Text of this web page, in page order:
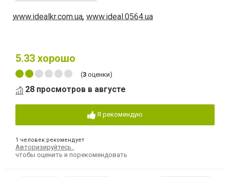
www.idealkr.com.ua, www.ideal.0564.ua
5.33 хорошо
(3 оценки)
28 просмотров в августе
Я рекомендую
1 человек рекомендует
Авторизируйтесь
чтобы оценить и порекомендовать